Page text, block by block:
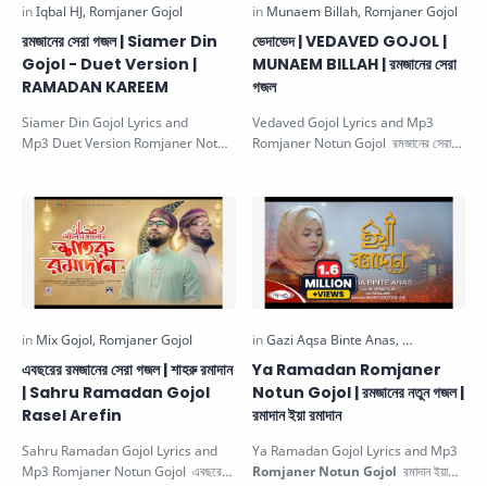
রমজানের সেরা গজল | Siamer Din
Gojol - Duet Version |
RAMADAN KAREEM
Siamer Din Gojol Lyrics and
Mp3 Duet Version Romjaner Notun
ভেদাভেদ | VEDAVED GOJOL |
MUNAEM BILLAH | রমজানের সেরা
গজল
Vedaved Gojol Lyrics and Mp3
Romjaner Notun Gojol রমজানের সেরা
এবছরের রমজানের সেরা গজল | শাহরু রমাদান
| Sahru Ramadan Gojol
Rasel Arefin
Sahru Ramadan Gojol Lyrics and
Mp3 Romjaner Notun Gojol এবছরের
Ya Ramadan Romjaner
Notun Gojol | রমজানের নতুন গজল |
রমাদান ইয়া রমাদান
Ya Ramadan Gojol Lyrics and Mp3
Romjaner Notun Gojol রমাদান ইয়া